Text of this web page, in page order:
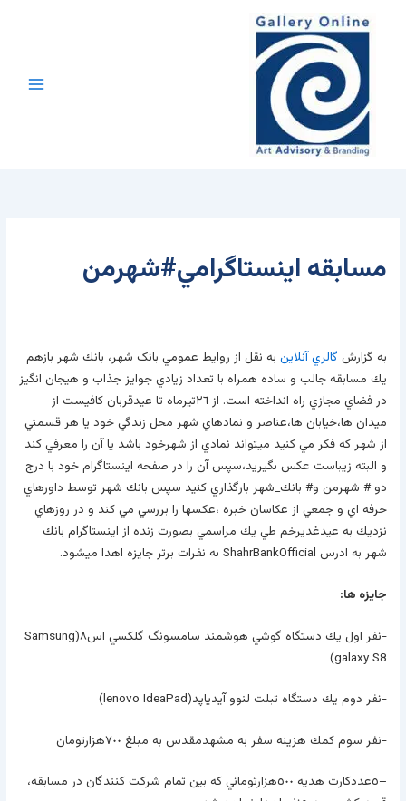
مسابقه اينستاگرامي#شهرمن
به گزارش گالري آنلاينبه نقل از روايط عمومي بانک شهر، بانك شهر بازهم
يك مسابقه جالب و ساده همراه با تعداد زيادي جوايز جذاب و هيجان انگيز
در فضاي مجازي راه انداخته است. از ٢٦تيرماه تا عيدقربان كافيست از
ميدان ها،خيابان ها،عناصر و نمادهاي شهر محل زندگي خود يا هر قسمتي
از شهر كه فكر مي كنيد ميتواند نمادي از شهرخود باشد يا آن را معرفي كند
و البته زيباست عكس بگيريد،سپس آن را در صفحه اينستاگرام خود با درج
دو # شهرمن و#بانك_شهر بارگذاري كنيد سپس بانك شهر توسط داورهاي
حرفه اي و جمعي از عكاسان خبره ،عكسها را بررسي مي كند و در روزهاي
نزديك به عيدغديرخم طي يك مراسمي بصورت زنده از اينستاگرام بانك
شهر به ادرس ShahrBankOfficial به نفرات برتر جايزه اهدا ميشود.
جايزه ها:
-نفر اول يك دستگاه گوشي هوشمند سامسونگ گلكسي اس٨(Samsung
galaxy S8)
-نفر دوم يك دستگاه تبلت لنوو آيدياپد(lenovo IdeaPad)
-نفر سوم كمك هزينه سفر به مشهدمقدس به مبلغ ٧٠٠هزارتومان
–٥عدد
كارت هديه ٥٠٠هزارتوماني كه بين تمام شركت كنندگان در مسابقه،